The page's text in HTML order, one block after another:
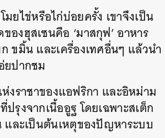
ยไข่หรือไก่บ่อยครั้ง เขาจึงเป็น
งฮุสเซนคือ ‘มาสกุฟ’ อาหาร
ขมิ้น และเครื่องเทศอื่นๆ แล้วนำ
ยปากชม
ห่งราชาของแอฟริกา และอิหม่าม
รุงจากเนื้ออูฐ โดยเฉพาะสเต็ก
และเป็นต้นเหตุของปัญหาระบบ